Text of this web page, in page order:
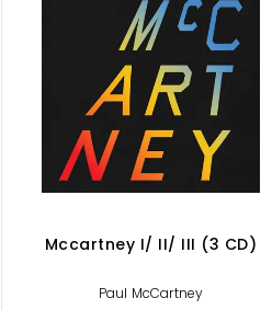
Mccartney I/ II/ III (3 CD)
Paul McCartney